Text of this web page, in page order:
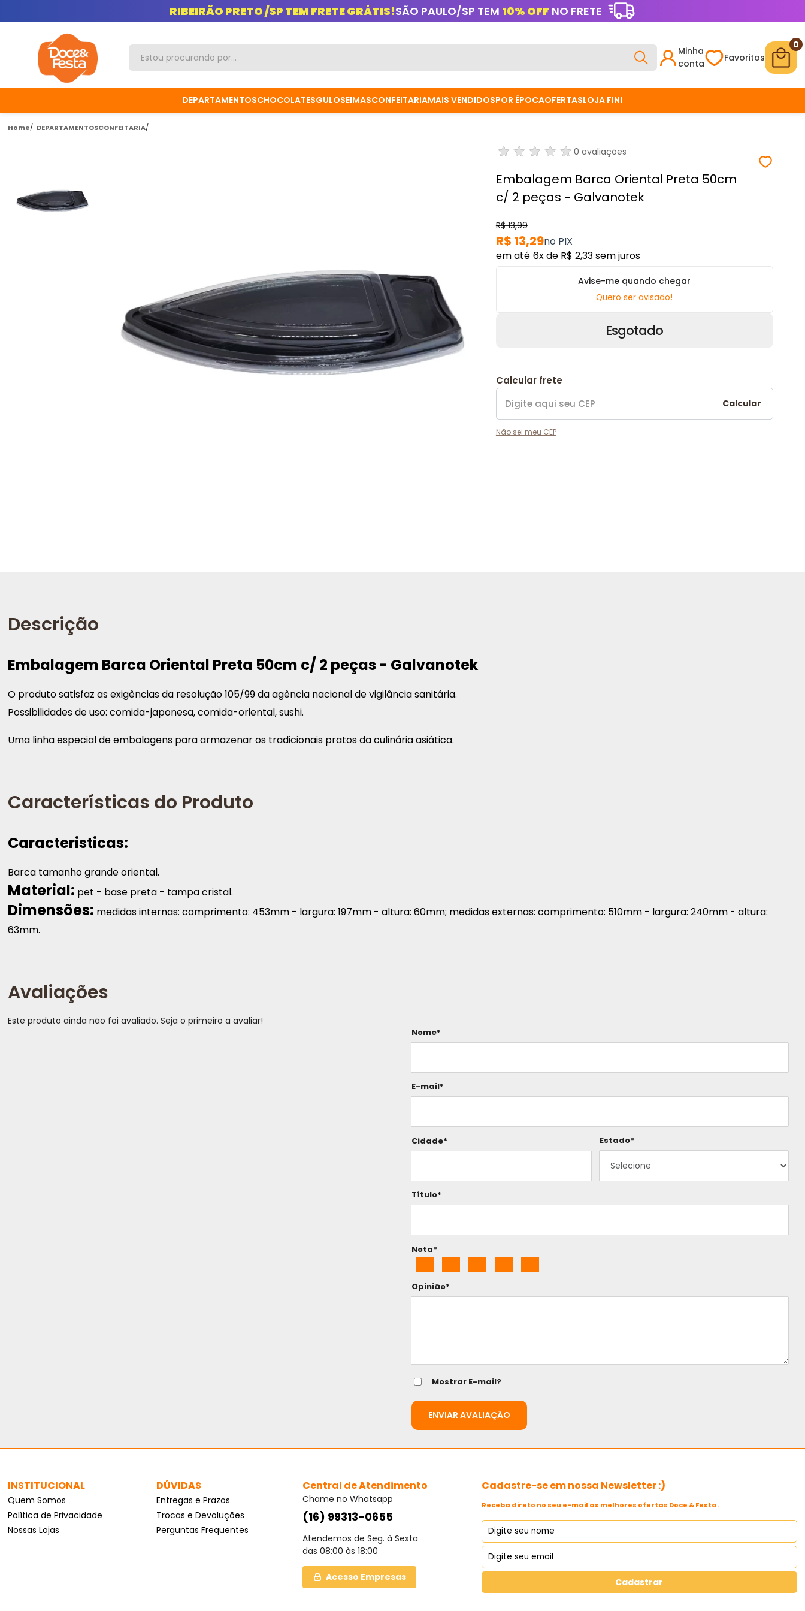
RIBEIRÃO PRETO /SP TEM FRETE GRÁTIS!SÃO PAULO/SP TEM 10% OFF NO FRETE
Minha
conta
Favoritos
0
DEPARTAMENTOSCHOCOLATESGULOSEIMASCONFEITARIAMAIS VENDIDOSPOR ÉPOCAOFERTASLOJA FINI
Home DEPARTAMENTOSCONFEITARIA
0 avaliações
Embalagem Barca Oriental Preta 50cm
c/ 2 peças - Galvanotek
R$ 13,29
R$ 13,99
6xde R$ 2,33sem juros
Esgotado
Avise-me quando chegar
Quero ser avisado!
Calcular frete
Calcular
Não sei meu CEP
Descrição
Embalagem Barca Oriental Preta 50cm c/ 2 peças - Galvanotek
O produto satisfaz as exigências da resolução 105/99 da agência nacional de vigilância sanitária.
Possibilidades de uso: comida-japonesa, comida-oriental, sushi.
Uma linha especial de embalagens para armazenar os tradicionais pratos da culinária asiática.
Características do Produto
Caracteristicas:
Barca tamanho grande oriental.
Material: pet - base preta - tampa cristal.
Dimensões: medidas internas: comprimento: 453mm - largura: 197mm - altura: 60mm; medidas externas: comprimento: 510mm - largura: 240mm - altura:
63mm.
Avaliações
Este produto ainda não foi avaliado. Seja o primeiro a avaliar!
Nome*
E-mail*
Cidade* Estado*
Título*
Nota*
Opinião*
Mostrar E-mail?
ENVIAR AVALIAÇÃO
INSTITUCIONAL
Quem Somos
Política de Privacidade
Nossas Lojas
DÚVIDAS
Entregas e Prazos
Trocas e Devoluções
Perguntas Frequentes
Central de Atendimento
Chame no Whatsapp
(16) 99313-0655
Atendemos de Seg. à Sexta
das 08:00 às 18:00
Acesso Empresas
Cadastre-se em nossa Newsletter :)
Receba direto no seu e-mail as melhores ofertas Doce & Festa.
Cadastrar